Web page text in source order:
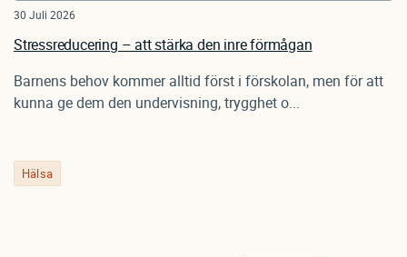
Hälsa
30 Juli 2026
Stressreducering – att stärka den inre förmågan
Barnens behov kommer alltid först i förskolan, men för att
kunna ge dem den undervisning, trygghet o...